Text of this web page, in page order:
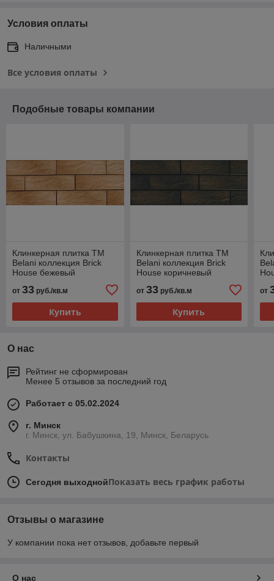
Условия оплаты
Наличными
Все условия оплаты
Подобные товары компании
Клинкерная плитка ТМ
Belani коллекция Brick
House бежевый
от 33 руб./кв.м
Купить
Клинкерная плитка ТМ
Belani коллекция Brick
House коричневый
от 33руб./кв.м
Купить
от
О нас
Рейтинг не сформирован
Менее 5 отзывов за последний год
Работает с 05.02.2024
г. Минск
г. Минск, ул. Бабушкина, 19, Минск, Беларусь
Контакты
Сегодня выходнойПоказать весь график работы
Отзывы о магазине
У компании пока нет отзывов, добавьте первый
О нас